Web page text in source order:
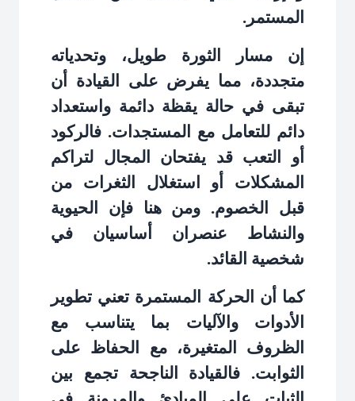
المستمر .
إن مسار الثورة طويل، وتحدياته
متجددة، مما يفرض على القيادة أن
تبقى في حالة يقظة دائمة واستعداد
دائم للتعامل مع المستجدات. فالركود
أو التعب قد يفتحان المجال لتراكم
المشكلات أو استغلال الثغرات من
قبل الخصوم. ومن هنا فإن الحيوية
والنشاط عنصران أساسيان في
شخصية القائد.
كما أن الحركة المستمرة تعني تطوير
الأدوات والآليات بما يتناسب مع
الظروف المتغيرة، مع الحفاظ على
الثوابت. فالقيادة الناجحة تجمع بين